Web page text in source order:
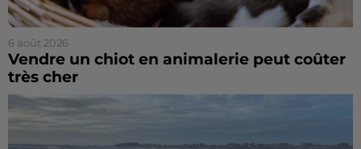
6 août 2026
Vendre un chiot en animalerie peut coûter
très cher